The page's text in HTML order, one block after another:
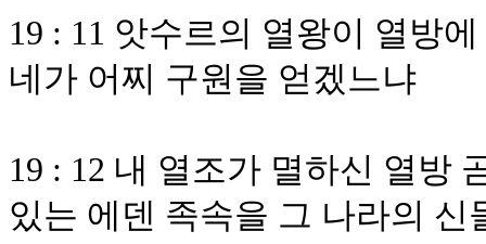
19 : 11 앗수르의 열왕이 열방
네가 어찌 구원을 얻겠느냐
19 : 12 내 열조가 멸하신 열방
있는 에덴 족속을 그 나라의 신